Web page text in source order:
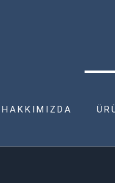
HAKKIMIZDA